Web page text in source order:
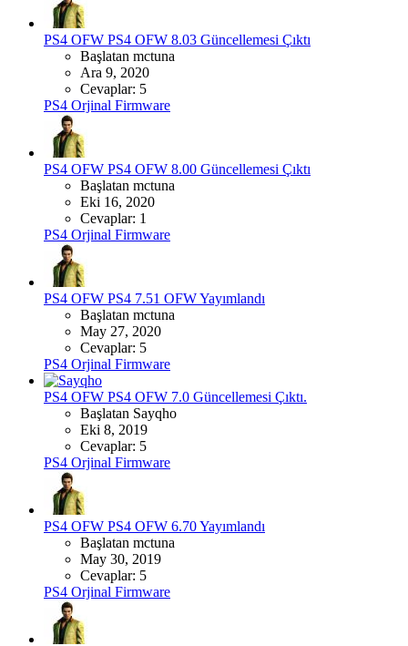
PS4 OFW PS4 OFW 8.03 Güncellemesi Çıktı
Başlatan mctuna
Ara 9, 2020
Cevaplar: 5
PS4 Orjinal Firmware
PS4 OFW PS4 OFW 8.00 Güncellemesi Çıktı
Başlatan mctuna
Eki 16, 2020
Cevaplar: 1
PS4 Orjinal Firmware
PS4 OFW PS4 7.51 OFW Yayımlandı
Başlatan mctuna
May 27, 2020
Cevaplar: 5
PS4 Orjinal Firmware
PS4 OFW PS4 OFW 7.0 Güncellemesi Çıktı.
Başlatan Sayqho
Eki 8, 2019
Cevaplar: 5
PS4 Orjinal Firmware
PS4 OFW PS4 OFW 6.70 Yayımlandı
Başlatan mctuna
May 30, 2019
Cevaplar: 5
PS4 Orjinal Firmware